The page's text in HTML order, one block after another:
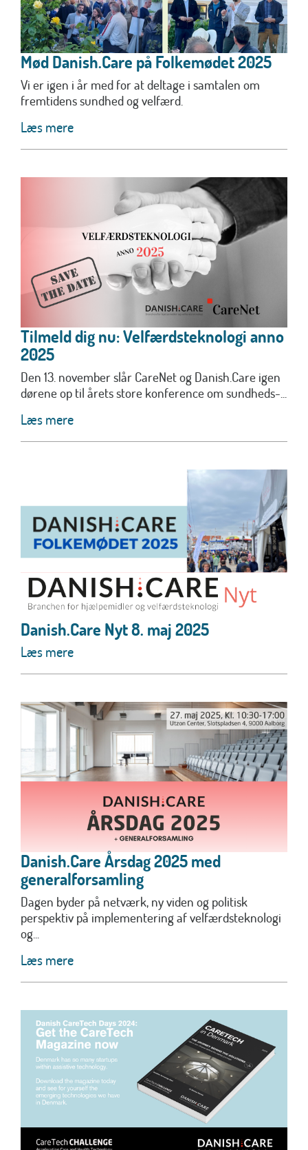
Mød Danish.Care på Folkemødet 2025
Vi er igen i år med for at deltage i samtalen om
fremtidens sundhed og velfærd.
Læs mere
Tilmeld dig nu: Velfærdsteknologi anno
2025
Den 13. november slår CareNet og Danish.Care igen
dørene op til årets store konference om sundheds-...
Læs mere
Danish.Care Nyt 8. maj 2025
Læs mere
Danish.Care Årsdag 2025 med
generalforsamling
Dagen byder på netværk, ny viden og politisk
perspektiv på implementering af velfærdsteknologi
og...
Læs mere